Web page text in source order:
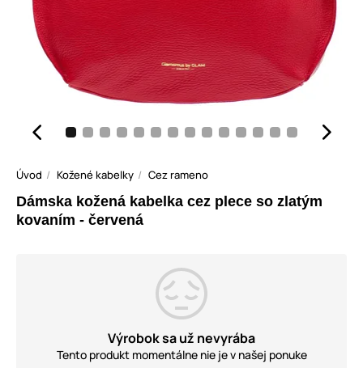
Úvod Kožené kabelky Cez rameno
Dámska kožená kabelka cez plece so zlatým
kovaním - červená
Výrobok sa už nevyrába
Tento produkt momentálne nie je v našej ponuke